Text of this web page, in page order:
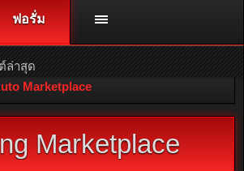
หรือโทร. 081-811-1138
นรายละเอียดเพิ่มเติม คลิกที่นี่
Marketplace
Marketplace
ฟอรั่ม
ล่าสุด